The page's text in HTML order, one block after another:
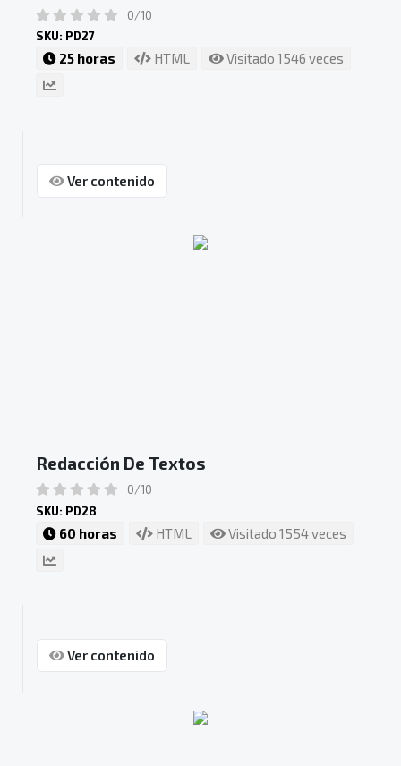
0/10
SKU: PD27
25 horas HTML Visitado 1546 veces
Ver contenido
Redacción De Textos
0/10
SKU: PD28
60 horas HTML Visitado 1554 veces
Ver contenido